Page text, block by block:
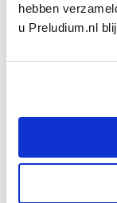
hebben
u Preludium.nl